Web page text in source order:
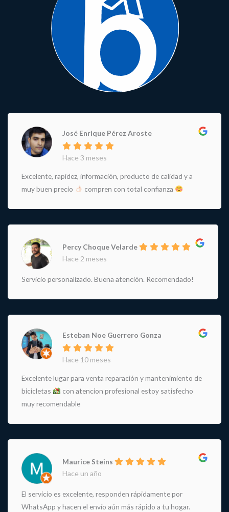
José Enrique Pérez Aroste
Hace 3 meses
Excelente, rapidez, información, producto de calidad y a
muy buen precio
compren con total confianza
Percy Choque Velarde
Hace 2 meses
Servicio personalizado. Buena atención. Recomendado!
Esteban Noe Guerrero Gonza
Hace 10 meses
Excelente lugar para venta reparación y mantenimiento de
bicicletas
con atencion profesional estoy satisfecho
muy recomendable
Maurice Steins
Hace un año
El servicio es excelente, responden rápidamente por
WhatsApp y hacen el envío aún más rápido a tu hogar.